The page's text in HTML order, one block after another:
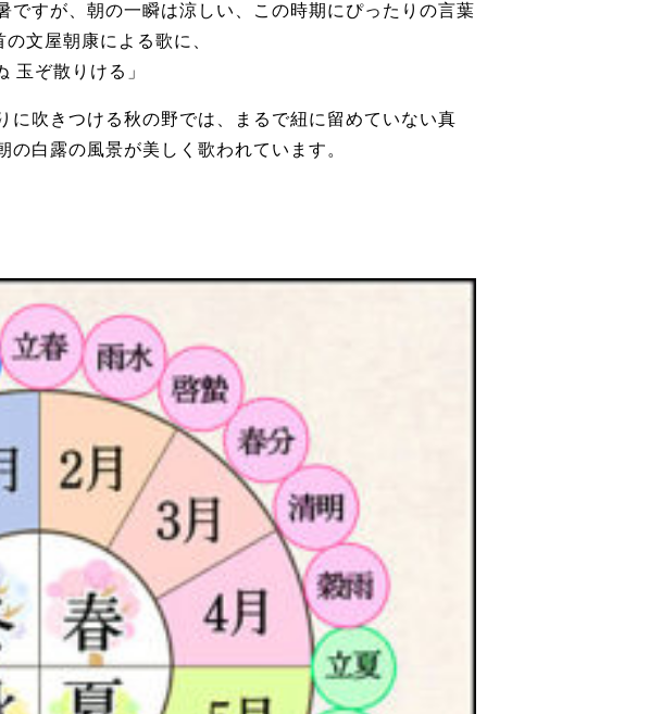
すが、朝の一瞬は涼しい、この時期にぴったりの言葉
文屋朝康による歌に、
玉ぞ散りける」
吹きつける秋の野では、まるで紐に留めていない真
白露の風景が美しく歌われています。